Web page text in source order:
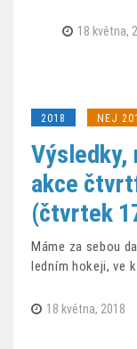
18 května,
2018 NEJ
Výsledky,
akce
(čtvrtek
Máme za sebou
ledním hokeji, ve
18 května, 2018